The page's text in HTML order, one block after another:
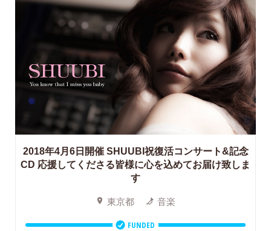
2018年4月6日開催 SHUUBI祝復活コンサート&記念
CD 応援してくださる皆様に心を込めてお届け致しま
す
東京都 音楽
FUNDED